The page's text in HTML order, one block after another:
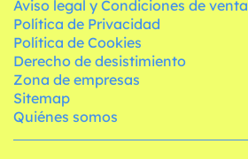
Aviso legal y Condiciones de venta
Política de Privacidad
Política de Cookies
Derecho de desistimiento
Zona de empresas
Sitemap
Quiénes somos